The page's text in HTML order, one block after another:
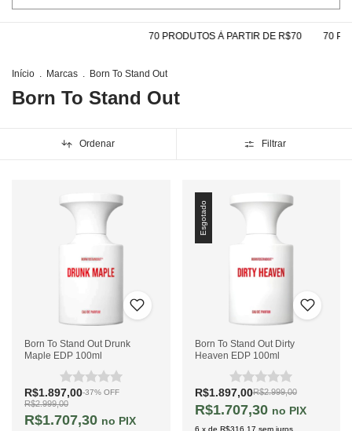
70 PRODUTOS À PARTIR DE R$70 70
Início Marcas Born To Stand Out
Born To Stand Out
Ordenar Filtrar
Born To Stand Out Drunk
Maple EDP 100ml
R$1.897,00-37% OFF
R$2.999,00
R$1.707,30 PIX
Esgotado
Born To Stand Out Dirty
Heaven EDP 100ml
R$1.897,00R$2.999,00
R$1.707,30 PIX
6 x de R$316,17 sem juros